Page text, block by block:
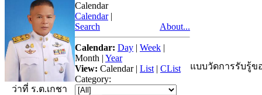
ว่าที่ ร.ต.เกชา
Calendar
Calendar |
Search
About...
Calendar: Day | Week |
Month | Year
View: Calendar| List | CList
Category:
แบบวัดการรับรู้ข